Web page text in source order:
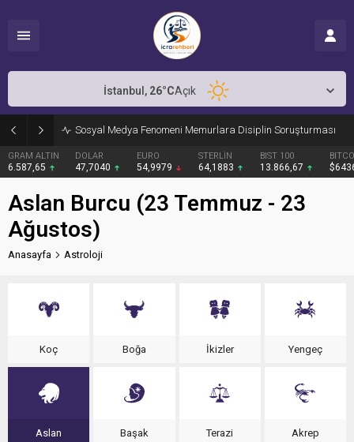
Sosyal Medya Fenomeni Memurlara Disiplin Soruşturması
GRAM ALTIN
6.587,65
DOLAR
47,7040
EURO
54,9979
STERLİN
64,1883
BIST 100
13.866,67
İstanbul, 26°CAçık
Aslan Burcu (23 Temmuz - 23
Ağustos)
Anasayfa Astroloji
Koç Boğa İkizler Yengeç
Aslan Başak Terazi Akrep